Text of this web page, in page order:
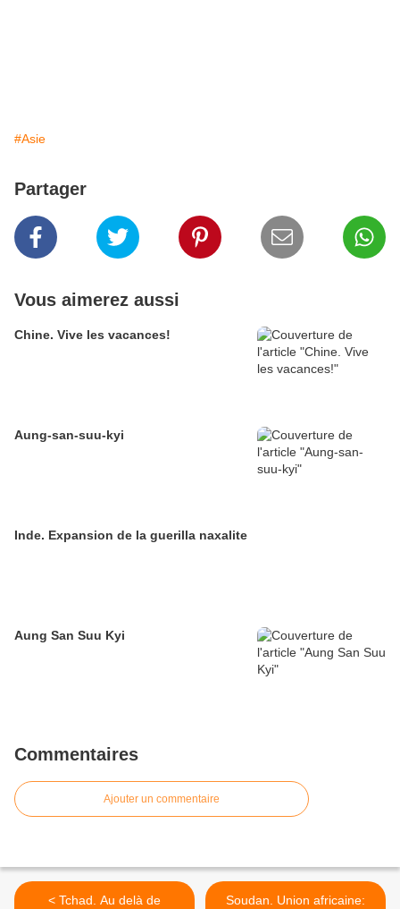
#Asie
Partager
Vous aimerez aussi
Chine. Vive les vacances!
Aung-san-suu-kyi
Inde. Expansion de la guerilla naxalite
Aung San Suu Kyi
Commentaires
Ajouter un commentaire
< Tchad. Au delà de
Soudan. Union africaine: